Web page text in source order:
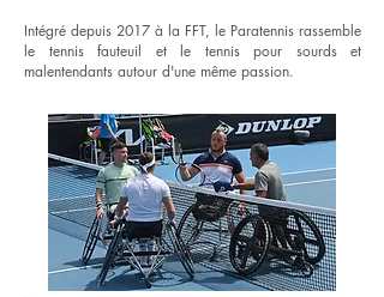
Intégré depuis 2017 à la FFT, le Paratennis rassemble
le tennis fauteuil et le tennis pour sourds et
malentendants autour d'une même passion.